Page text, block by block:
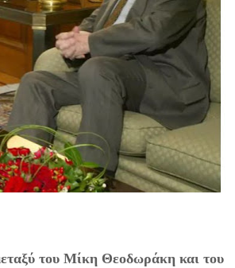
του Μίκη Θεοδωράκη και του